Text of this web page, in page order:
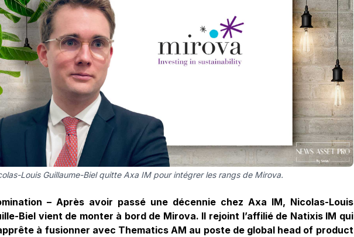
Louis Guillaume-Biel quitte Axa IM pour intégrer les rangs de Mirova.
– Après avoir passé une décennie chez Axa IM, Nicolas-Louis
Biel vient de monter à bord de Mirova. Il rejoint l’affilié de Natixis IM qui
à fusionner avec Thematics AM au poste de global head of product